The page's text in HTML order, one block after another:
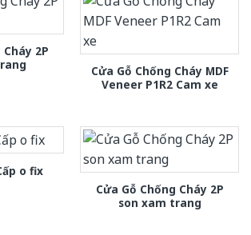
2P
Cửa Gỗ Chống Cháy MDF
Veneer P1R2 Cam xe
o fix
Cửa Gỗ Chống Cháy 2P
son xam trang